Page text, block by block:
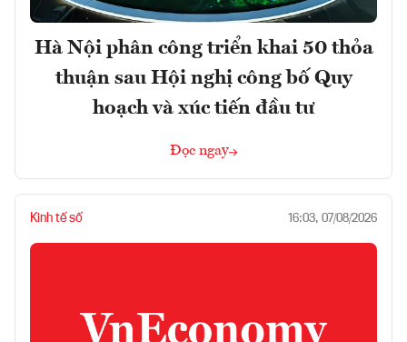
Hà Nội phân công triển khai 50 thỏa
thuận sau Hội nghị công bố Quy
hoạch và xúc tiến đầu tư
Đọc ngay
Kinh tế số 16:03, 07/08/2026